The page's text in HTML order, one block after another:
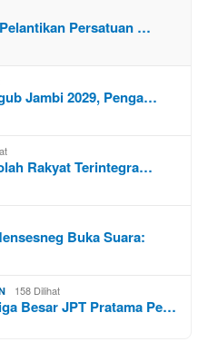
Persatuan …
Jambi 2029, Penga…
Rakyat Terintegra…
Buka Suara:
158 Dilihat
Besar JPT Pratama Pe…